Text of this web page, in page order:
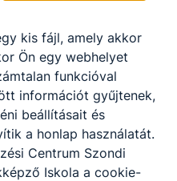
kis fájl, amely akkor
Ön egy webhelyet
funkcióval
információt gyűjtenek,
beállításait és
a honlap használatát.
Centrum Szondi
Iskola a cookie-